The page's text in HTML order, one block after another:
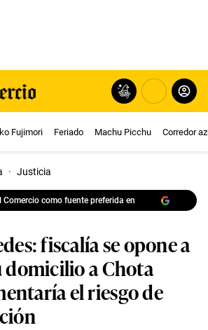
Fujimori Feriado Machu Picchu Corredor
· Justicia
Comercio como fuente preferida en
fiscalía se opone a
domicilio a Chota
el riesgo de